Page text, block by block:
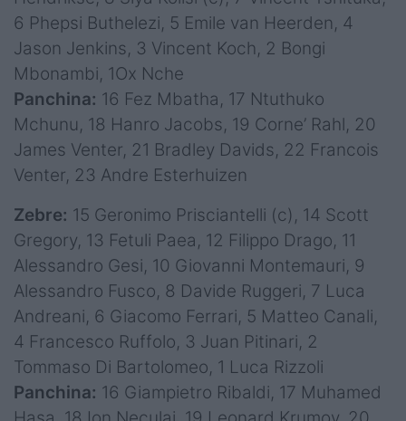
6 Phepsi Buthelezi, 5 Emile van Heerden, 4
Jason Jenkins, 3 Vincent Koch, 2 Bongi
Mbonambi, 1Ox Nche
Panchina: 16 Fez Mbatha, 17 Ntuthuko
Mchunu, 18 Hanro Jacobs, 19 Corne’ Rahl, 20
James Venter, 21 Bradley Davids, 22 Francois
Venter, 23 Andre Esterhuizen
Zebre: 15 Geronimo Prisciantelli (c), 14 Scott
Gregory, 13 Fetuli Paea, 12 Filippo Drago, 11
Alessandro Gesi, 10 Giovanni Montemauri, 9
Alessandro Fusco, 8 Davide Ruggeri, 7 Luca
Andreani, 6 Giacomo Ferrari, 5 Matteo Canali,
4 Francesco Ruffolo, 3 Juan Pitinari, 2
Tommaso Di Bartolomeo, 1 Luca Rizzoli
Panchina: 16 Giampietro Ribaldi, 17 Muhamed